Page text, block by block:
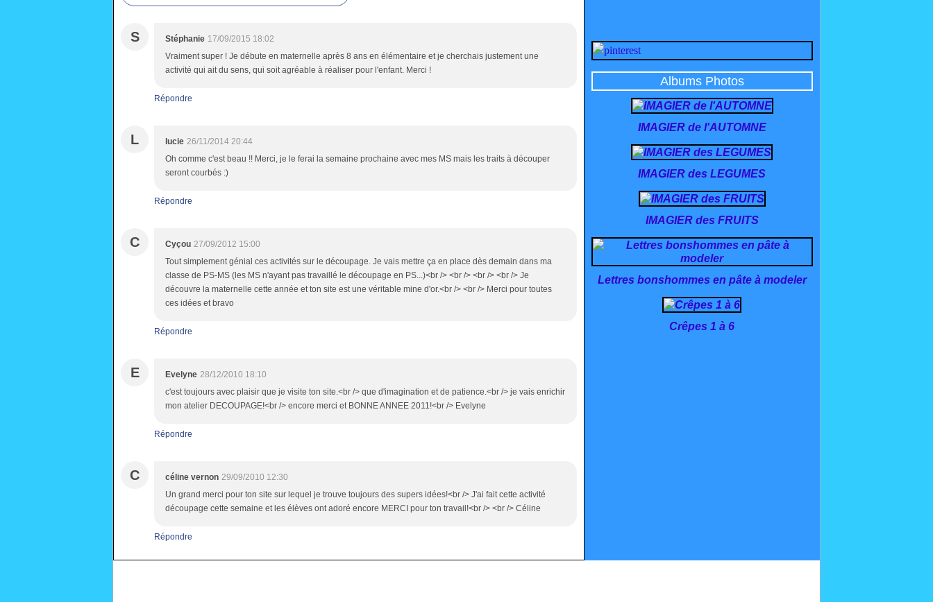
S Stéphanie 17/09/2015 18:02
Vraiment super ! Je débute en maternelle après 8 ans en élémentaire et je cherchais justement une
activité qui ait du sens, qui soit agréable à réaliser pour l'enfant. Merci !
Répondre
L lucie 26/11/2014 20:44
Oh comme c'est beau !! Merci, je le ferai la semaine prochaine avec mes MS mais les traits à découper
seront courbés :)
Répondre
C Cyçou 27/09/2012 15:00
Tout simplement génial ces activités sur le découpage. Je vais mettre ça en place dès demain dans ma
classe de PS-MS (les MS n'ayant pas travaillé le découpage en PS...)<br /> <br /> <br /> <br /> Je
découvre la maternelle cette année et ton site est une véritable mine d'or.<br /> <br /> Merci pour toutes
ces idées et bravo
Répondre
E Evelyne 28/12/2010 18:10
c'est toujours avec plaisir que je visite ton site.<br /> que d'imagination et de patience.<br /> je vais enrichir
mon atelier DECOUPAGE!<br /> encore merci et BONNE ANNEE 2011!<br /> Evelyne
Répondre
C céline vernon 29/09/2010 12:30
Un grand merci pour ton site sur lequel je trouve toujours des supers idées!<br /> J'ai fait cette activité
découpage cette semaine et les élèves ont adoré encore MERCI pour ton travail!<br /> <br /> Céline
Répondre
Albums Photos
IMAGIER de l'AUTOMNE
IMAGIER des LEGUMES
IMAGIER des FRUITS
Lettres bonshommes en pâte à modeler
Crêpes 1 à 6